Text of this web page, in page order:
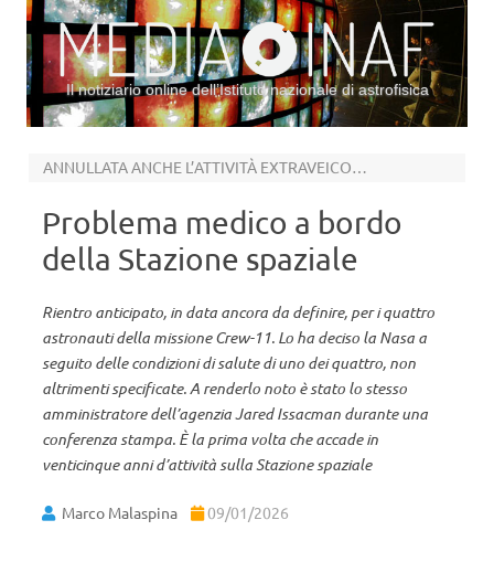
Il notiziario online dell’Istituto nazionale di astrofisica
ANNULLATA ANCHE L’ATTIVITÀ EXTRAVEICOLARE PREVISTA PER IERI
Problema medico a bordo
della Stazione spaziale
Rientro anticipato, in data ancora da definire, per i quattro
astronauti della missione Crew-11. Lo ha deciso la Nasa a
seguito delle condizioni di salute di uno dei quattro, non
altrimenti specificate. A renderlo noto è stato lo stesso
amministratore dell’agenzia Jared Issacman durante una
conferenza stampa. È la prima volta che accade in
venticinque anni d’attività sulla Stazione spaziale
Marco Malaspina 09/01/2026